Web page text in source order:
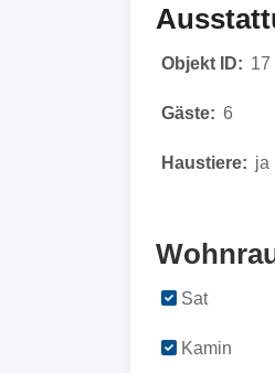
Objekt ID: 17
Gäste: 6
Haustiere: ja
Sat
Kamin